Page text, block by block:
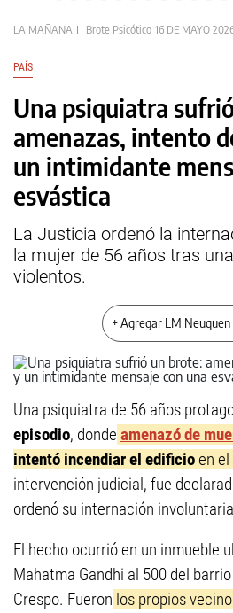
LA MAÑANA Brote Psicótico 16 DE MAYO
PAÍS
Una psiquiatra
amenazas, intento
un intimidante
esvástica
La Justicia ordenó la
la mujer de 56 años tras
violentos.
+ Agregar LM Neuquen
Una psiquiatra de 56 años
episodio, donde amenazó de
intentó incendiar el edificioen el
intervención judicial, fue
ordenó su internación
El hecho ocurrió en un inmueble
Mahatma Gandhi al 500 del
Crespo. Fueron los propios